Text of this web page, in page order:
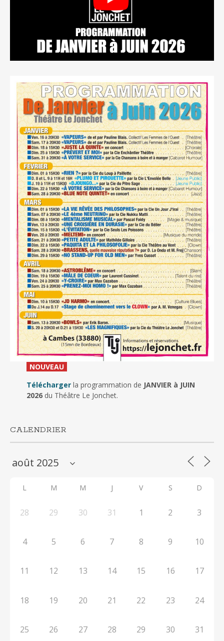
NOUVEAU_
Télécharger la programmation de JANVIER à JUIN
2026du Théâtre Le Jonchet.
CALENDRIER
L M M J V S D
28 29 30 31 1 2 3
4 5 6 7 8 9 10
11 12 13 14 15 16 17
18 19 20 21 22 23 24
25 26 27 28 29 30 31